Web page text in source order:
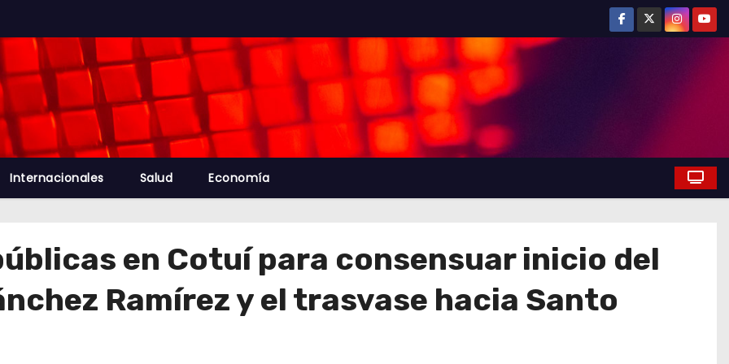
Internacionales Salud Economía
en Cotuí para consensuar inicio del
Ramírez y el trasvase hacia Santo